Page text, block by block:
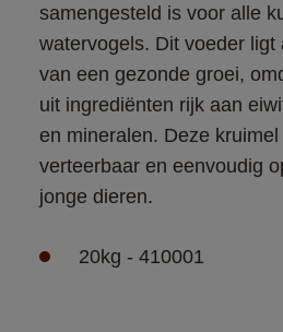
samengesteld is voor alle
watervogels. Dit voeder ligt
van een gezonde groei,
uit ingrediënten rijk aan
en mineralen. Deze
verteerbaar en eenvoudig
jonge dieren.
20kg - 410001